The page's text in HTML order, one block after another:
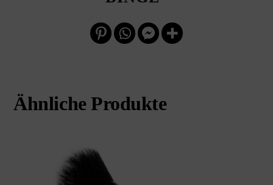
Ähnliche Produkte